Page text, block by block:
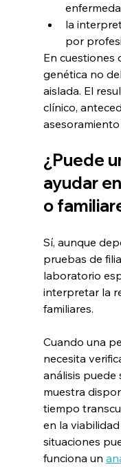
la
por
En cuestiones
genética no
aislada. El
clínico,
¿Puede
ayudar
o
Sí, aunque
pruebas de
laboratorio
interpretar la
familiares.
Cuando una
necesita
análisis puede
muestra
tiempo
en la
situaciones
funciona un